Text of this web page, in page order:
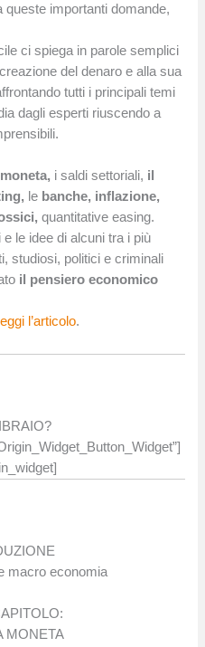
importanti domande,
ci spiega in parole semplici
del denaro e alla sua
tutti i principali temi
dagli esperti riuscendo a
moneta, i saldi settoriali, il
le banche, inflazione,
quantitative easing.
e le idee di alcuni tra i più
studiosi, politici e criminali
il pensiero economico
leggi l’articolo.
macro economia
MONETA